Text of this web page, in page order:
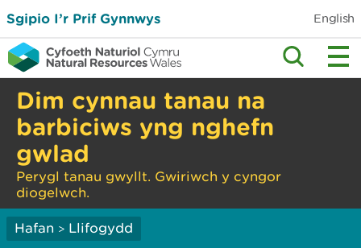
Sgipio I’r Prif Gynnwys English
Dim cynnau tanau na
barbiciws yng nghefn
gwlad
Perygl tanau gwyllt. Gwiriwch y cyngor
diogelwch.
Hafan > Llifogydd